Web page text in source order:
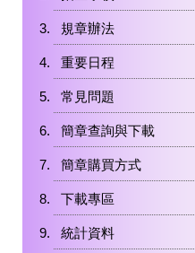
規章辦法
重要日程
常見問題
簡章查詢與下載
簡章購買方式
下載專區
統計資料